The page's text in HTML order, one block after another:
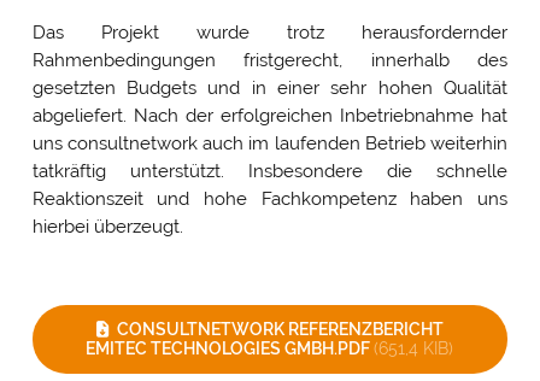
Das Projekt wurde trotz herausfordernder
Rahmenbedingungen fristgerecht, innerhalb des
gesetzten Budgets und in einer sehr hohen Qualität
abgeliefert. Nach der erfolgreichen Inbetriebnahme hat
uns consultnetwork auch im laufenden Betrieb weiterhin
tatkräftig unterstützt. Insbesondere die schnelle
Reaktionszeit und hohe Fachkompetenz haben uns
hierbei überzeugt.
CONSULTNETWORK REFERENZBERICHT
EMITEC TECHNOLOGIES GMBH.PDF(651,4 KIB)